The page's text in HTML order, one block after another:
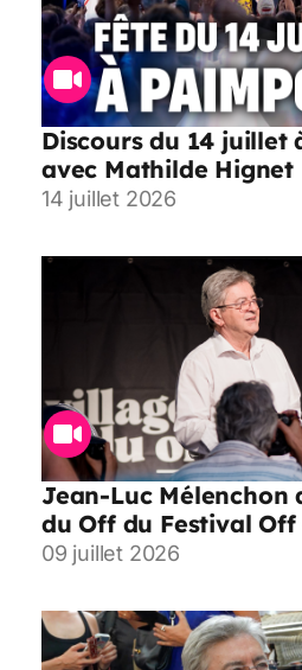
Discours du 14 juillet
avec Mathilde Hignet
14 juillet 2026
Jean-Luc Mélenchon
du Off du Festival Off
09 juillet 2026